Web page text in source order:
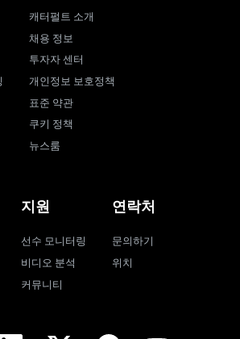
캐터펄트 소개
채용 정보
투자자 센터
개인정보 보호정책
표준 약관
쿠키 정책
뉴스룸
지원
선수 모니터링
비디오 분석
커뮤니티
연락처
문의하기
위치